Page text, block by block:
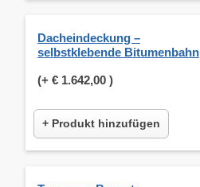
Dacheindeckung –
selbstklebende Bitumenbahn
(+ € 1.642,00 )
+ Produkt hinzufügen